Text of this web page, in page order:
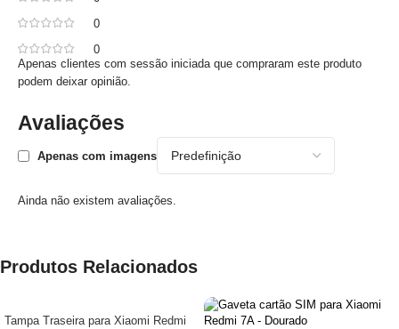
0
0
Avaliações
Apenas com imagens
Ainda não existem avaliações.
Apenas clientes com sessão iniciada que compraram este produto
podem deixar opinião.
Produtos Relacionados
Tampa Traseira para Xiaomi Redmi